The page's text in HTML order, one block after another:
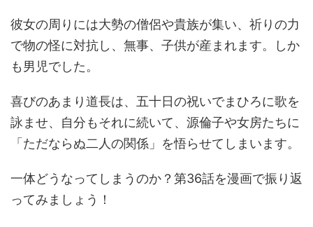
彼女の周りには大勢の僧侶や貴族が集い、祈りの力
で物の怪に対抗し、無事、子供が産まれます。しか
も男児でした。
喜びのあまり道長は、五十日の祝いでまひろに歌を
詠ませ、自分もそれに続いて、源倫子や女房たちに
「ただならぬ二人の関係」を悟らせてしまいます。
一体どうなってしまうのか？第36話を漫画で振り返
ってみましょう！